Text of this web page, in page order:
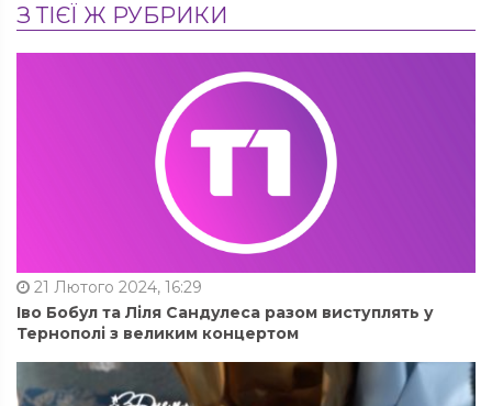
З ТІЄЇ Ж РУБРИКИ
21 Лютого 2024, 16:29
Іво Бобул та Ліля Сандулеса разом виступлять у
Тернополі з великим концертом